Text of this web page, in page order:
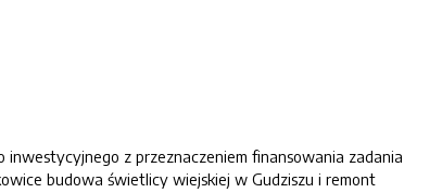
inwestycyjnego z przeznaczeniem finansowania zadania
budowa świetlicy wiejskiej w Gudziszu i remont